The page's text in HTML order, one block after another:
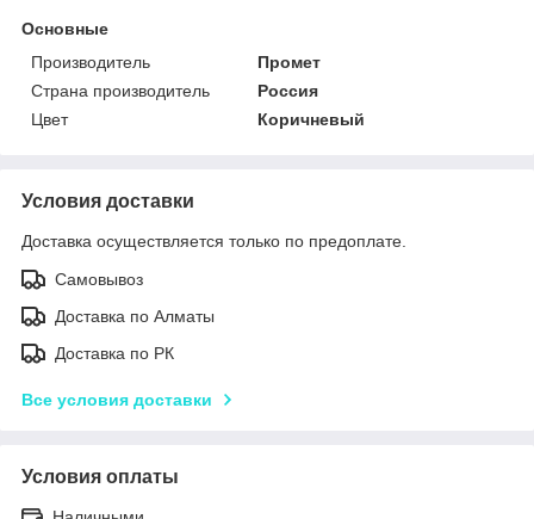
Основные
Производитель
Промет
Страна производитель
Россия
Цвет
Коричневый
Условия доставки
Доставка осуществляется только по предоплате.
Самовывоз
Доставка по Алматы
Доставка по РК
Все условия доставки
Условия оплаты